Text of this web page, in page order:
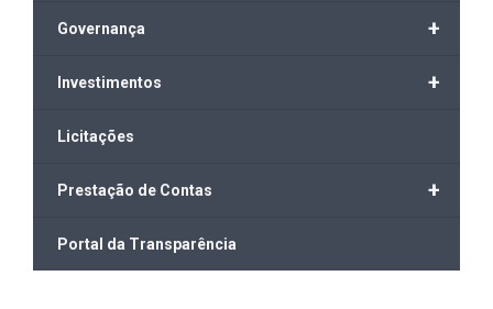
+
Governança
+
Investimentos
Licitações
+
Prestação de Contas
Portal da Transparência